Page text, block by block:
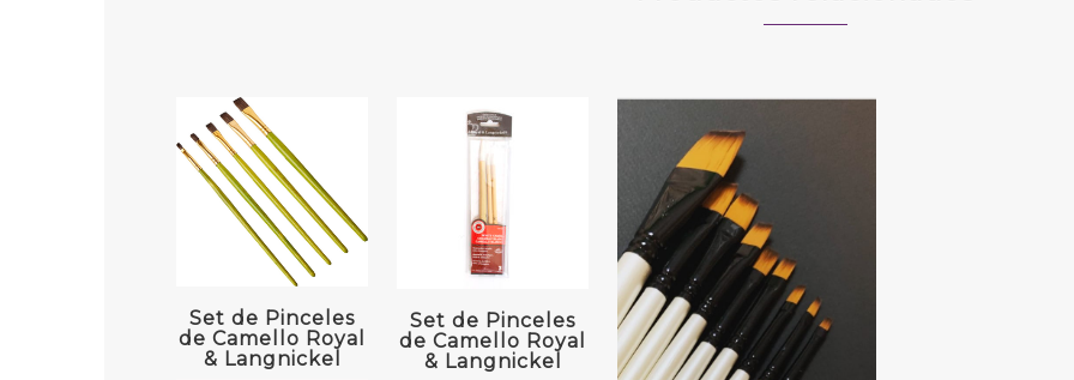
Set de Pinceles
de Camello Royal
& Langnickel
Set de Pinceles
de Camello Royal
& Langnickel